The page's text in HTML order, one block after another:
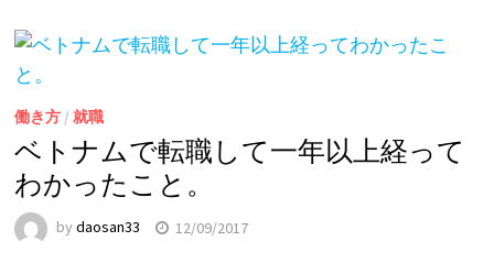
働き方/ 就職
ベトナムで転職して一年以上経って
わかったこと。
by daosan33 12/09/2017